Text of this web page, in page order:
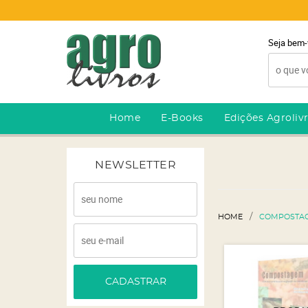
Seja
Home E-Books Edições
NEWSLETTER
CADASTRAR
HOME